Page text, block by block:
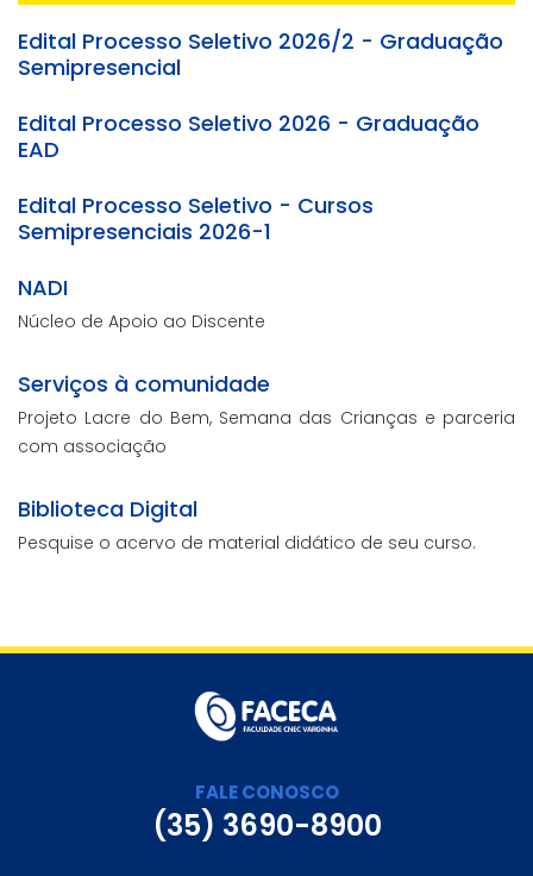
Edital Processo Seletivo 2026/2 - Graduação
Semipresencial
Edital Processo Seletivo 2026 - Graduação
EAD
Edital Processo Seletivo - Cursos
Semipresenciais 2026-1
NADI
Núcleo de Apoio ao Discente
Serviços à comunidade
Projeto Lacre do Bem, Semana das Crianças e parceria
com associação
Biblioteca Digital
Pesquise o acervo de material didático de seu curso.
FALE CONOSCO
(35) 3690-8900